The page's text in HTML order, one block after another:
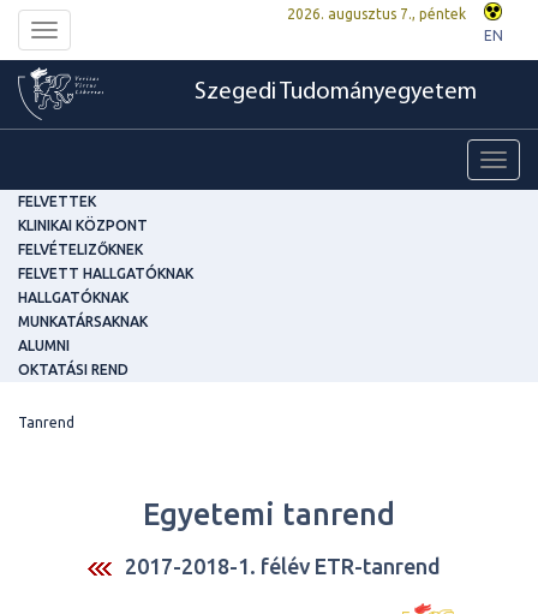
Toggle
navigation
2026. augusztus 7., péntek
EN
Szegedi Tudományegyetem
FELVETTEK
KLINIKAI KÖZPONT
FELVÉTELIZŐKNEK
FELVETT HALLGATÓKNAK
HALLGATÓKNAK
MUNKATÁRSAKNAK
ALUMNI
OKTATÁSI REND
Tanrend
Egyetemi tanrend
2017-2018-1. félév ETR-tanrend